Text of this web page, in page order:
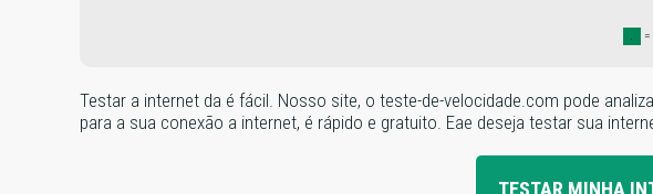
.
Testar a internet da é fácil. Nosso site, o teste-de-velocidade.com pode
para a sua conexão a internet, é rápido e gratuito. Eae deseja testar sua
TESTAR MINHA